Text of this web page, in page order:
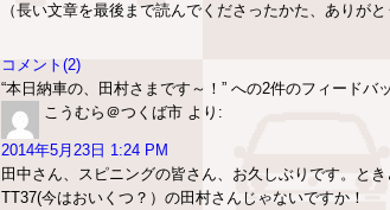
（長い文章を最後まで読んでくださったかた、ありが
コメント(2)
“本日納車の、田村さまです～！” への2件のフィードバ
こうむら＠つくば市 より:
2014年5月23日 1:24 PM
田中さん、スピニングの皆さん、お久しぶりです。と
TT37(今はおいくつ？）の田村さんじゃないですか！